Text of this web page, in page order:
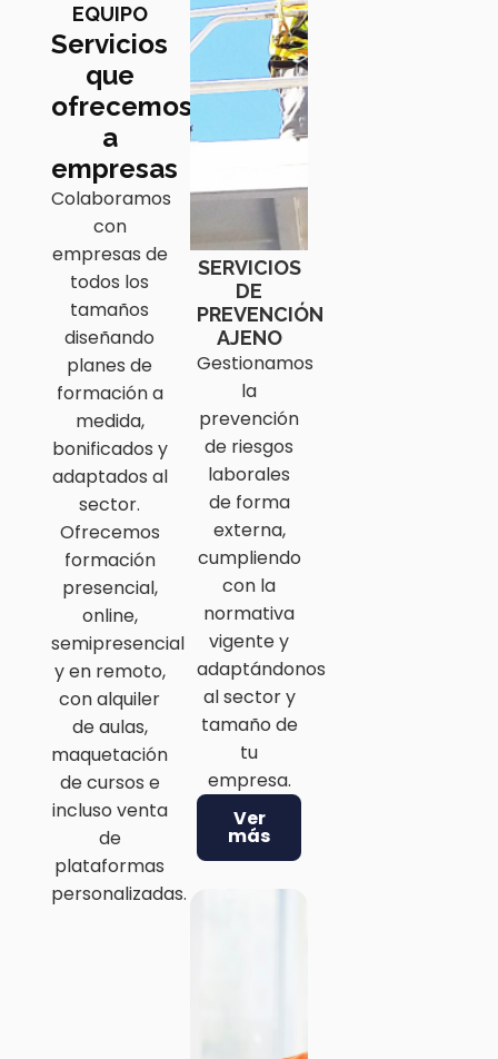
EQUIPO
Servicios
que
ofrecemos
a
empresas
Colaboramos
con
empresas de
todos los
tamaños
diseñando
planes de
formación a
medida,
bonificados y
adaptados al
sector.
Ofrecemos
formación
presencial,
online,
semipresencial
y en remoto,
con alquiler
de aulas,
maquetación
de cursos e
incluso venta
de
plataformas
personalizadas.
SERVICIOS
DE
PREVENCIÓN
AJENO
Gestionamos
la
prevención
de riesgos
laborales
de forma
externa,
cumpliendo
con la
normativa
vigente y
adaptándonos
al sector y
tamaño de
tu
empresa.
Ver
más